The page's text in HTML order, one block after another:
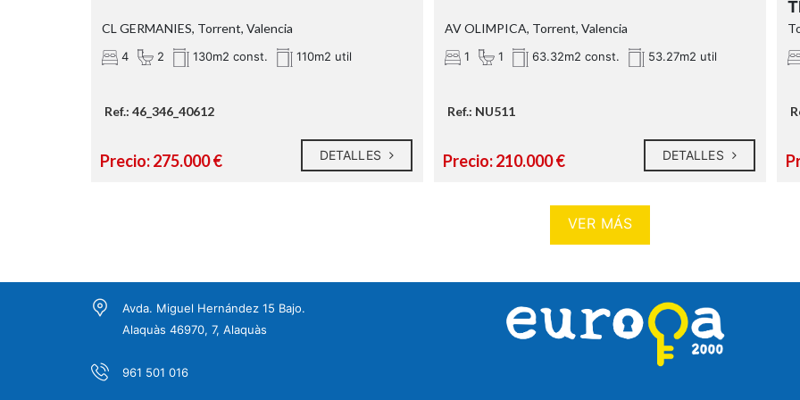
CL GERMANIES, Torrent, Valencia
4 2 130m2 const. 110m2 util
Ref.: 46_346_40612
Precio: 275.000 € DETALLES
AV OLIMPICA, Torrent, Valencia
1 1 63.32m2 const. 53.27m2 util
Ref.: NU511
Precio: 210.000 € DETALLES
VER MÁS
Avda. Miguel Hernández 15 Bajo.
Alaquàs 46970, 7, Alaquàs
961 501 016